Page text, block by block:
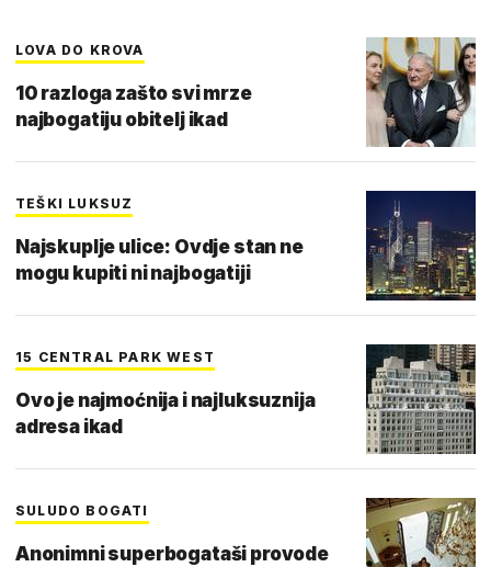
LOVA DO KROVA
10 razloga zašto svi mrze
najbogatiju obitelj ikad
TEŠKI LUKSUZ
Najskuplje ulice: Ovdje stan ne
mogu kupiti ni najbogatiji
15 CENTRAL PARK WEST
Ovo je najmoćnija i najluksuznija
adresa ikad
SULUDO BOGATI
Anonimni superbogataši provode